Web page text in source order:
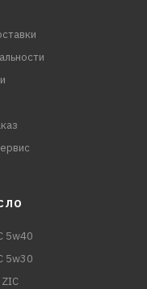
5w40
5w30